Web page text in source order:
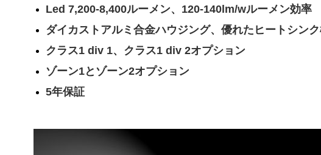
Led 7,200-8,400ルーメン、120-140lm/wルーメン効率
ダイカストアルミ合金ハウジング、優れたヒートシン
クラス1 div 1、クラス1 div 2オプション
ゾーン1とゾーン2オプション
5年保証